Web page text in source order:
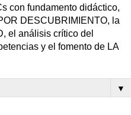
con fundamento didáctico,
DESCUBRIMIENTO, la
el análisis crítico del
y el fomento de LA
▼